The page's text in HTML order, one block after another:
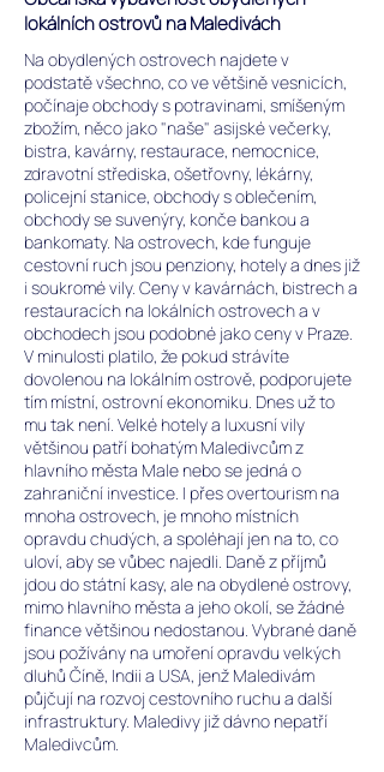
lokálních ostrovů na Maledivách
Na obydlených ostrovech najdete v
podstatě všechno, co ve většině vesnicích,
počínaje obchody s potravinami, smíšeným
zbožím, něco jako "naše" asijské večerky,
bistra, kavárny, restaurace, nemocnice,
zdravotní střediska, ošetřovny, lékárny,
policejní stanice, obchody s oblečením,
obchody se suvenýry, konče bankou a
bankomaty. Na ostrovech, kde funguje
cestovní ruch jsou penziony, hotely a dnes již
i soukromé vily. ​Ceny v kavárnách, bistrech a
restauracích na lokálních ostrovech a v
obchodech jsou podobné jako ceny v Praze.
V minulosti platilo, že pokud strávíte
dovolenou na lokálním ostrově, podporujete
tím místní, ostrovní ekonomiku. Dnes už to
mu tak není. Velké hotely a luxusní vily
většinou patří bohatým Maledivcům z
hlavního města Male nebo se jedná o
zahraniční investice. I přes overtourism na
mnoha ostrovech, je mnoho místních
opravdu chudých, a spoléhají jen na to, co
uloví, aby se vůbec najedli. Daně z příjmů
jdou do státní kasy, ale na obydlené ostrovy,
mimo hlavního města a jeho okolí, se žádné
finance většinou nedostanou. Vybrané daně
jsou požívány na umoření opravdu velkých
dluhů Číně, Indii a USA, jenž Maledivám
půjčují na rozvoj cestovního ruchu a další
infrastruktury. Maledivy již dávno nepatří
Maledivcům.